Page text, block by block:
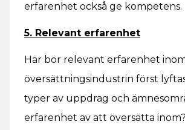
erfarenhet också ge kompetens.
5. Relevant erfarenhet
Här bör relevant erfarenhet
översättningsindustrin först
typer av uppdrag och
erfarenhet av att översätta inom?